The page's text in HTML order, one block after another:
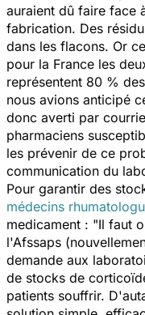
auraient dû faire face
fabrication. Des
dans les flacons. Or
pour la France les
représentent 80 %
nous avions anticipé
donc averti par
pharmaciens
les prévenir de ce
communication du
Pour garantir des
médecins
medicament : "Il faut
l'Afssaps
demande aux
de stocks de
patients souffrir.